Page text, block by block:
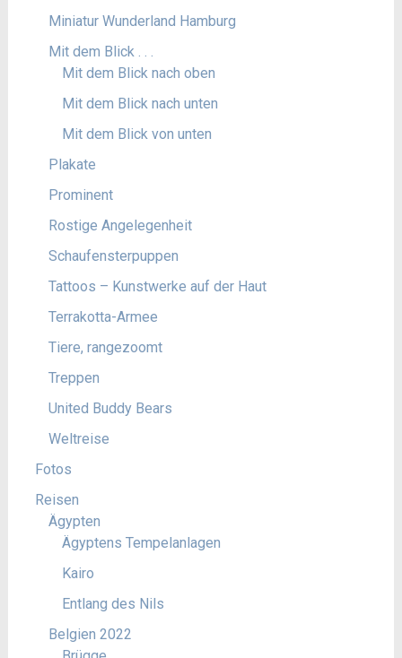
Miniatur Wunderland Hamburg
Mit dem Blick . . .
Mit dem Blick nach oben
Mit dem Blick nach unten
Mit dem Blick von unten
Plakate
Prominent
Rostige Angelegenheit
Schaufensterpuppen
Tattoos – Kunstwerke auf der Haut
Terrakotta-Armee
Tiere, rangezoomt
Treppen
United Buddy Bears
Weltreise
Fotos
Reisen
Ägypten
Ägyptens Tempelanlagen
Kairo
Entlang des Nils
Belgien 2022